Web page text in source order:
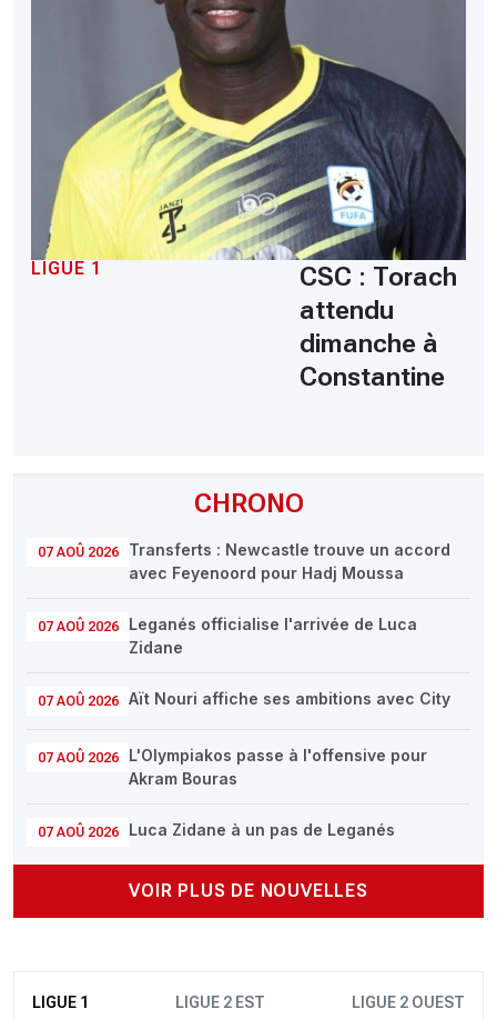
CHRONO
07 AOÛ 2026
Transferts : Newcastle trouve un accord
avec Feyenoord pour Hadj Moussa
07 AOÛ 2026
Leganés officialise l'arrivée de Luca
Zidane
07 AOÛ 2026 Aït Nouri affiche ses ambitions avec City
07 AOÛ 2026
L'Olympiakos passe à l'offensive pour
Akram Bouras
07 AOÛ 2026 Luca Zidane à un pas de Leganés
VOIR PLUS DE NOUVELLES
LIGUE 1 LIGUE 2 EST LIGUE 2 OUEST
LIGUE 1
CSC : Torach
attendu
dimanche à
Constantine